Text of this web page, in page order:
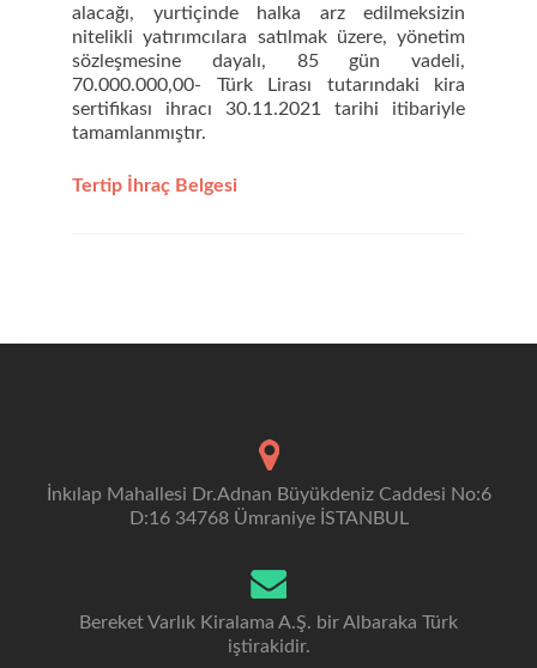
alacağı, yurtiçinde halka arz edilmeksizin
nitelikli yatırımcılara satılmak üzere, yönetim
sözleşmesine dayalı, 85 gün vadeli,
70.000.000,00- Türk Lirası tutarındaki kira
sertifikası ihracı 30.11.2021 tarihi itibariyle
tamamlanmıştır.
Tertip İhraç Belgesi
İnkılap Mahallesi Dr.Adnan Büyükdeniz Caddesi No:6
D:16 34768 Ümraniye İSTANBUL
Bereket Varlık Kiralama A.Ş. bir Albaraka Türk
iştirakidir.